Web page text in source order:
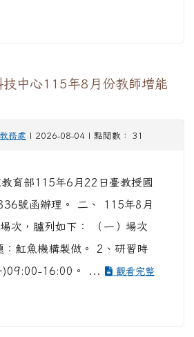
技中心115年8月份教師增能
教務處 | 2026-08-04 | 點閱數： 31
育部115年6月22日臺教授國
號函辦理。 二、 115年8月
次，臚列如下： （一）場次
：魟魚機構製做。 2、研習時
)09:00-16:00。 ...
觀看完整